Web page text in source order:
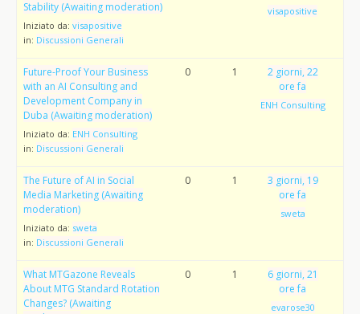
Stability (Awaiting moderation)
Iniziato da: visapositive
in: Discussioni Generali
visapositive
Future-Proof Your Business
with an AI Consulting and
Development Company in
Duba (Awaiting moderation)
Iniziato da: ENH Consulting
in: Discussioni Generali
0 1
2 giorni, 22
ore fa
ENH Consulting
The Future of AI in Social
Media Marketing (Awaiting
moderation)
Iniziato da: sweta
in: Discussioni Generali
0 1
3 giorni, 19
ore fa
sweta
What MTGazone Reveals
About MTG Standard Rotation
Changes? (Awaiting
0 1
6 giorni, 21
ore fa
evarose30